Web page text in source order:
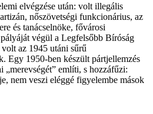
elvégzése után: volt illegális
nőszövetségi funkcionárius, az
és tanácselnöke, fővárosi
végül a Legfelsőbb Bíróság
az 1945 utáni sűrű
Egy 1950-ben készült pártjellemzés
„merevségét” említi, s hozzáfűzi:
nem veszi eléggé figyelembe mások